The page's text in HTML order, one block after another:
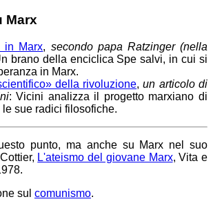
Marx
in Marx, secondo papa Ratzinger (nella
brano della enciclica Spe salvi, in cui si
in Marx.
della rivoluzione,un articolo di
: Vicini analizza il progetto marxiano di
sue radici filosofiche.
punto, ma anche su Marx nel suo
L'ateismo del giovane Marx, Vita e
sul comunismo.